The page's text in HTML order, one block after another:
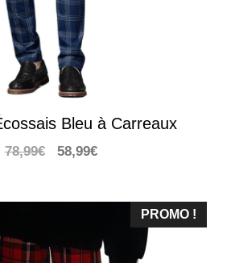
Bleu à Carreaux
78,99€
Le
58,99€Le
58,99€.
PROMO !